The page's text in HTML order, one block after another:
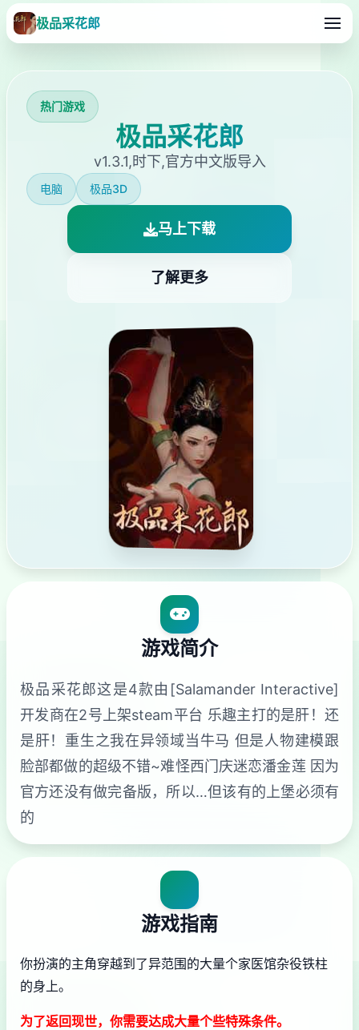
极品采花郎
热门游戏
极品采花郎
v1.3.1,时下,官方中文版导入
电脑 极品3D
马上下载
了解更多
游戏简介
极品采花郎这是4款由[Salamander Interactive]
开发商在2号上架steam平台 乐趣主打的是肝！还
是肝！重生之我在异领域当牛马 但是人物建模跟
脸部都做的超级不错~难怪西门庆迷恋潘金莲 因为
官方还没有做完备版，所以…但该有的上堡必须有
的
游戏指南
你扮演的主角穿越到了异范围的大量个家医馆杂役铁柱
的身上。
为了返回现世，你需要达成大量个些特殊条件。